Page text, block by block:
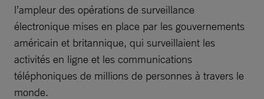
l’ampleur des opérations de surveillance
électronique mises en place par les gouvernements
américain et britannique, qui surveillaient les
activités en ligne et les communications
téléphoniques de millions de personnes à travers le
monde.